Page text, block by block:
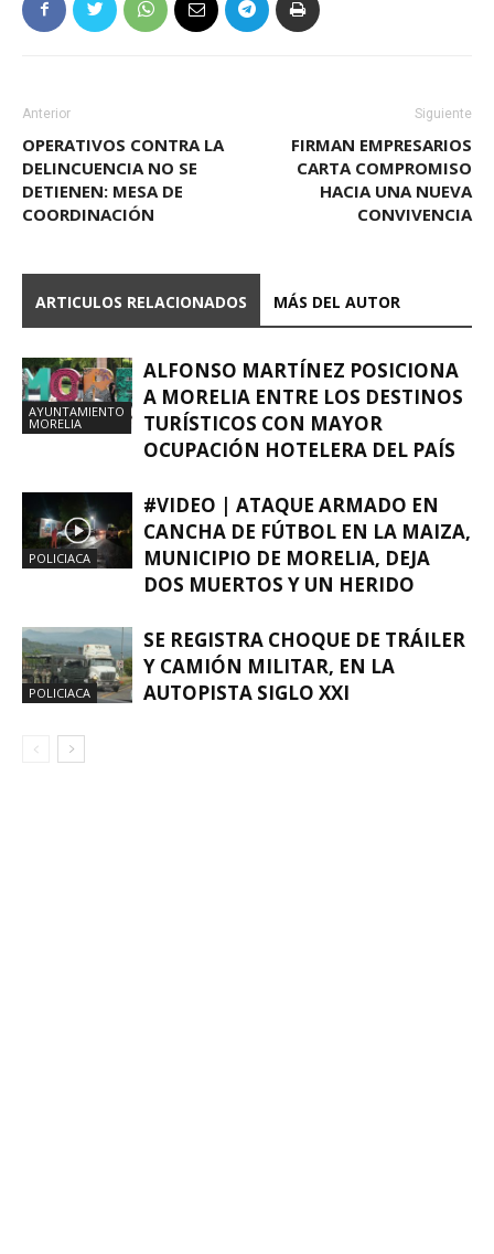
Anterior
OPERATIVOS CONTRA LA
DELINCUENCIA NO SE
DETIENEN: MESA DE
COORDINACIÓN
Siguiente
FIRMAN EMPRESARIOS
CARTA COMPROMISO
HACIA UNA NUEVA
CONVIVENCIA
ARTICULOS RELACIONADOS MÁS DEL AUTOR
AYUNTAMIENTO
MORELIA
ALFONSO MARTÍNEZ POSICIONA
A MORELIA ENTRE LOS DESTINOS
TURÍSTICOS CON MAYOR
OCUPACIÓN HOTELERA DEL PAÍS
POLICIACA
#VIDEO | ATAQUE ARMADO EN
CANCHA DE FÚTBOL EN LA MAIZA,
MUNICIPIO DE MORELIA, DEJA
DOS MUERTOS Y UN HERIDO
POLICIACA
SE REGISTRA CHOQUE DE TRÁILER
Y CAMIÓN MILITAR, EN LA
AUTOPISTA SIGLO XXI